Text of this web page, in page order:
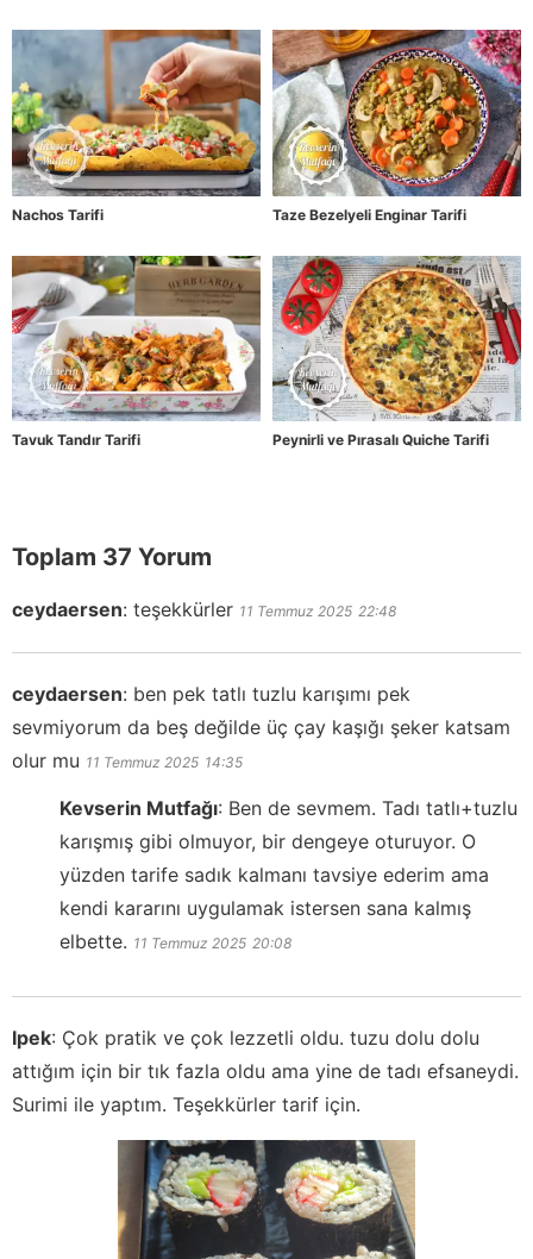
Nachos Tarifi Taze Bezelyeli Enginar Tarifi
Tavuk Tandır Tarifi Peynirli ve Pırasalı Quiche Tarifi
Toplam 37 Yorum
ceydaersen: teşekkürler 11 Temmuz 2025 22:48
ceydaersen: ben pek tatlı tuzlu karışımı pek
sevmiyorum da beş değilde üç çay kaşığı şeker katsam
olur mu 11 Temmuz 2025 14:35
Kevserin Mutfağı: Ben de sevmem. Tadı tatlı+tuzlu
karışmış gibi olmuyor, bir dengeye oturuyor. O
yüzden tarife sadık kalmanı tavsiye ederim ama
kendi kararını uygulamak istersen sana kalmış
elbette. 11 Temmuz 2025 20:08
Ipek: Çok pratik ve çok lezzetli oldu. tuzu dolu dolu
attığım için bir tık fazla oldu ama yine de tadı efsaneydi.
Surimi ile yaptım. Teşekkürler tarif için.